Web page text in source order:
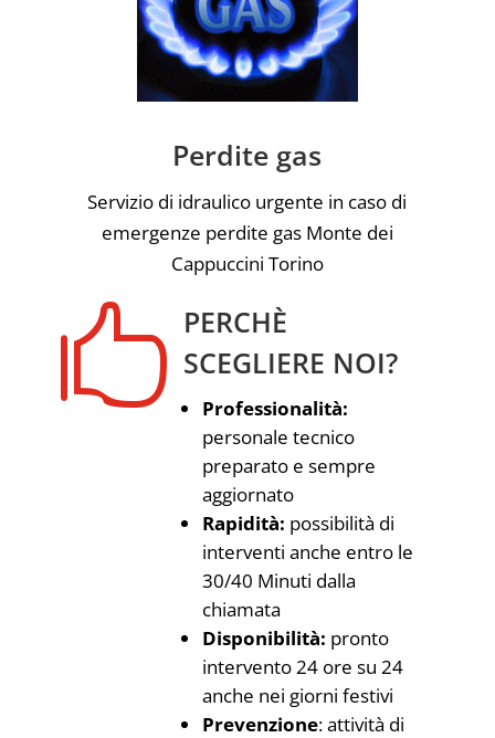
Perdite gas
Servizio di idraulico urgente in caso di
emergenze perdite gas Monte dei
Cappuccini Torino
 PERCHÈ
SCEGLIERE NOI?
Professionalità:
personale tecnico
preparato e sempre
aggiornato
Rapidità: possibilità di
interventi anche entro le
30/40 Minuti dalla
chiamata
Disponibilità: pronto
intervento 24 ore su 24
anche nei giorni festivi
Prevenzione: attività di